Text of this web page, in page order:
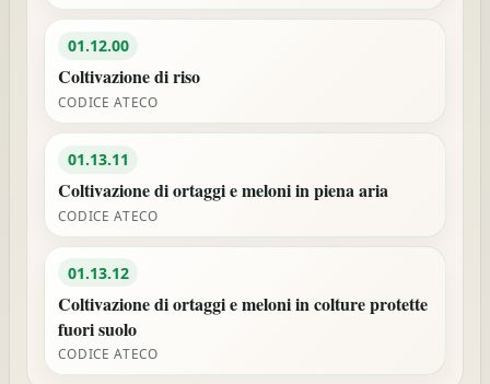
01.12.00
Coltivazione di riso
CODICE ATECO
01.13.11
Coltivazione di ortaggi e meloni in piena aria
CODICE ATECO
01.13.12
Coltivazione di ortaggi e meloni in colture protette
fuori suolo
CODICE ATECO